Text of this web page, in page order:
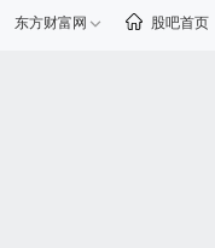
东方财富网 股吧首页